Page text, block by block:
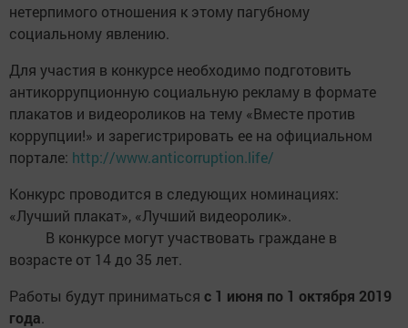
нетерпимого отношения к этому пагубному
социальному явлению.
Для участия в конкурсе необходимо подготовить
антикоррупционную социальную рекламу в формате
плакатов и видеороликов на тему «Вместе против
коррупции!» и зарегистрировать ее на официальном
портале: http://www.anticorruption.life/
Конкурс проводится в следующих номинациях:
«Лучший плакат», «Лучший видеоролик».
В конкурсе могут участвовать граждане в
возрасте от 14 до 35 лет.
Работы будут приниматься с 1 июня по 1 октября 2019
года.